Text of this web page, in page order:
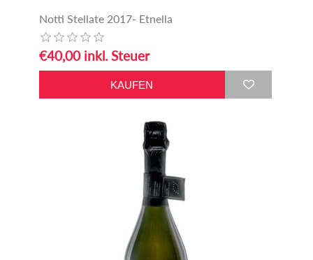
Notti Stellate 2017- Etnella
€40,00 inkl. Steuer